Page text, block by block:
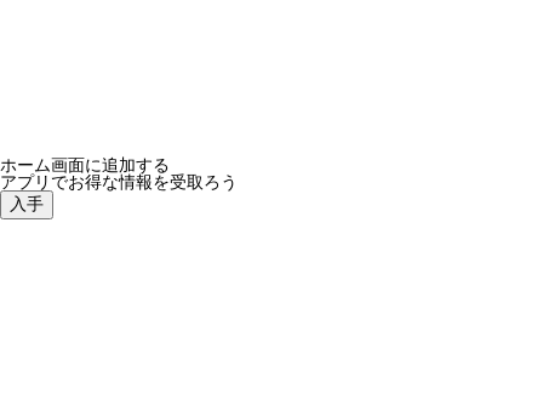
ホーム画面に追加する
アプリでお得な情報を受取ろう
入手